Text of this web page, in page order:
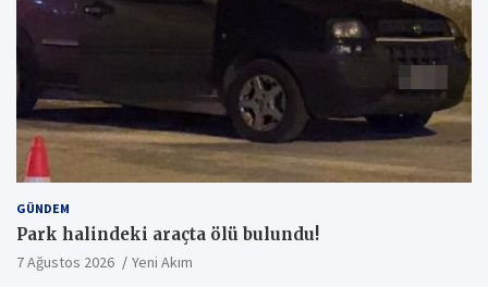
GÜNDEM
Park halindeki araçta ölü bulundu!
7 Ağustos 2026 Yeni Akım